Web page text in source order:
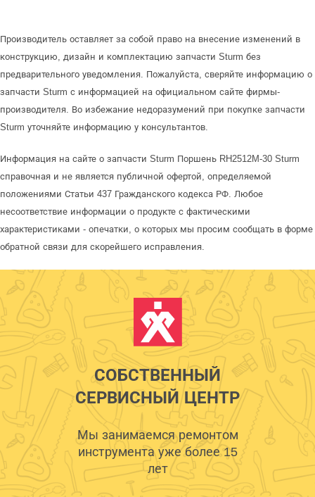
Производитель оставляет за собой право на внесение изменений в
конструкцию, дизайн и комплектацию запчасти Sturm без
предварительного уведомления. Пожалуйста, сверяйте информацию о
запчасти Sturm с информацией на официальном сайте фирмы-
производителя. Во избежание недоразумений при покупке запчасти
Sturm уточняйте информацию у консультантов.
Информация на сайте о запчасти Sturm Поршень RH2512M-30 Sturm
справочная и не является публичной офертой, определяемой
положениями Статьи 437 Гражданского кодекса РФ. Любое
несоответствие информации о продукте с фактическими
характеристиками - опечатки, о которых мы просим сообщать в форме
обратной связи для скорейшего исправления.
СОБСТВЕННЫЙ
СЕРВИСНЫЙ ЦЕНТР
Мы занимаемся ремонтом
инструмента уже более 15
лет